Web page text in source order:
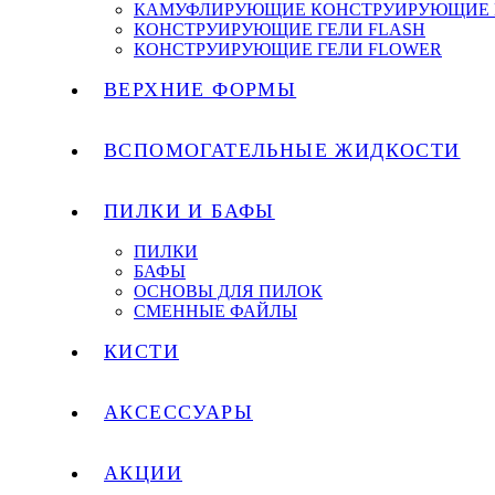
КАМУФЛИРУЮЩИЕ КОНСТРУИРУЮЩИЕ
КОНСТРУИРУЮЩИЕ ГЕЛИ FLASH
КОНСТРУИРУЮЩИЕ ГЕЛИ FLOWER
ВЕРХНИЕ ФОРМЫ
ВСПОМОГАТЕЛЬНЫЕ ЖИДКОСТИ
ПИЛКИ И БАФЫ
ПИЛКИ
БАФЫ
ОСНОВЫ ДЛЯ ПИЛОК
СМЕННЫЕ ФАЙЛЫ
КИСТИ
АКСЕССУАРЫ
АКЦИИ